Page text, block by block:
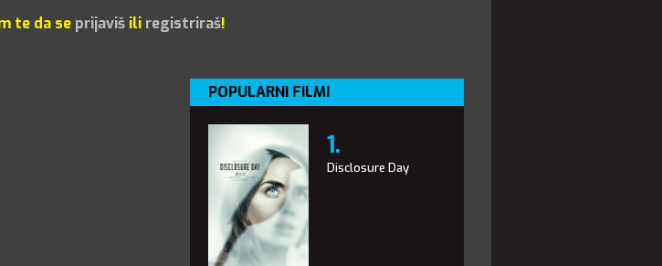
te da se prijaviš ili registriraš!
POPULARNI FILMI
Disclosure Day